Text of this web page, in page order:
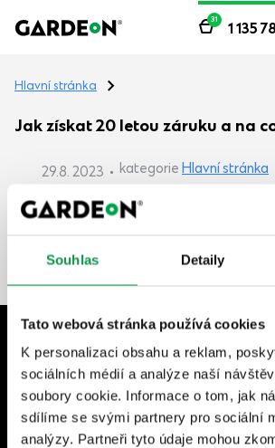
Souhlas Detaily
Tato webová stránka používá cookies
K personalizaci obsahu a reklam,
sociálních médií a analýze naší
soubory cookie. Informace o tom, jak
sdílíme se svými partnery pro sociální
analýzy. Partneři tyto údaje mohou
1 135
31
Hlavní stránka
Jak získat 20 letou záruku a na
29.8. 2023 kategorie Hlavní stránka
S naší prodlouženou zárukou GARDEON®
bezplatným servisem. Takovou záruku
+420 604 702 702
Po–Pá | 7:30–17:00
shop@gardeon.cz